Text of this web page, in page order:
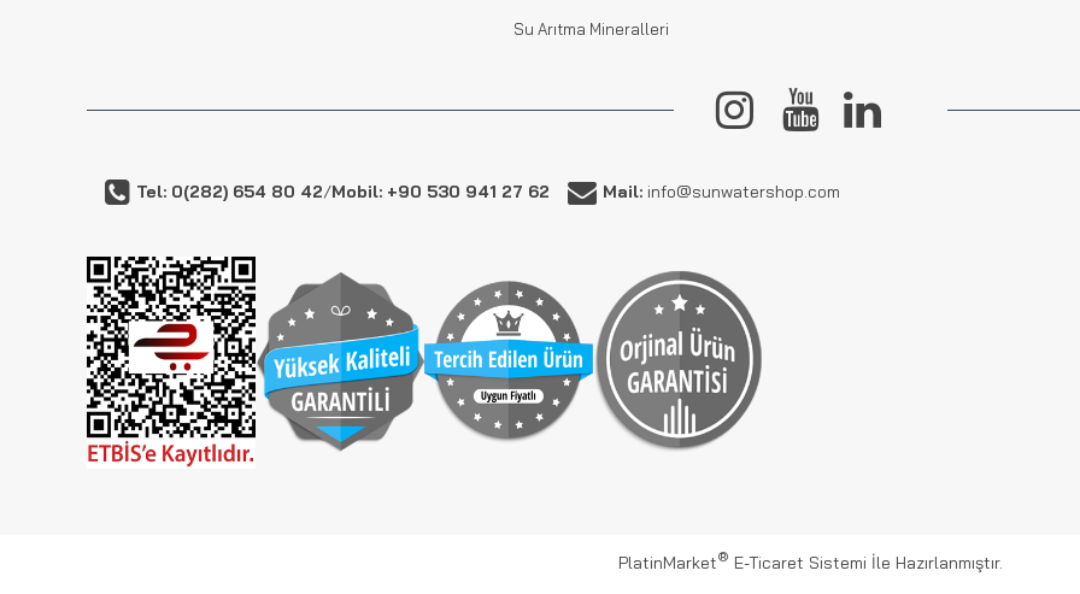
Su Arıtma Mineralleri
Tel: 0(282) 654 80 42/Mobil: +90 530 941 27 62 Mail: info@sunwatershop.com
PlatinMarket® E-Ticaret Sistemi İle Hazırlanmıştır.